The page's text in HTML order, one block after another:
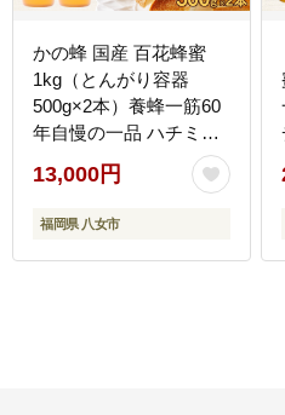
かの蜂 国産 百花蜂蜜
1kg（とんがり容器
500g×2本）養蜂一筋60
年自慢の一品 ハチミツ
非加熱 純粋はちみつ ハ
ニー 防災グッズ 常温 保
存 備蓄 防災食 非常食
つ 国産 はちみつ 国産
13,000円
福岡県 八女市